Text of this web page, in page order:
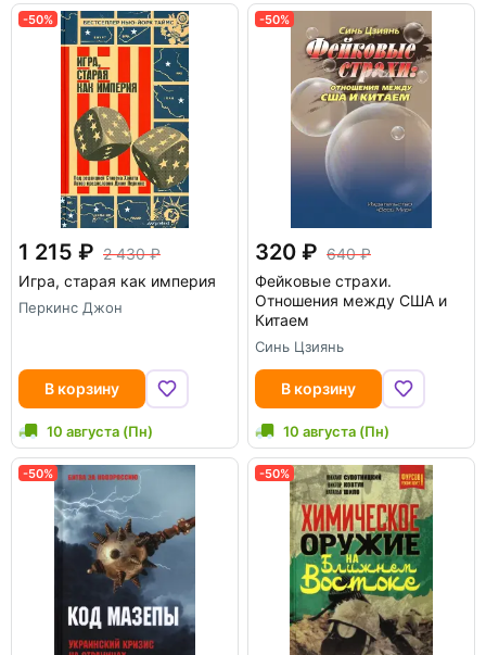
-50%
1 215
2 430
Игра, старая как империя
Перкинс Джон
В корзину
10 августа (Пн)
-50%
320
640
Фейковые страхи.
Отношения между США и
Китаем
Синь Цзиянь
В корзину
10 августа (Пн)
-50% -50%